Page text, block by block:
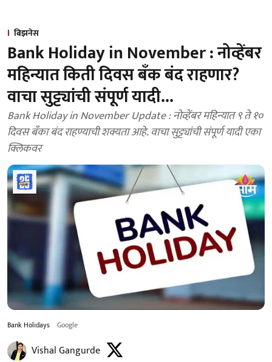
बिझनेस
Bank Holiday in November : नोव्हेंबर
महिन्यात किती दिवस बँक बंद राहणार?
वाचा सुट्ट्यांची संपूर्ण यादी...
Bank Holiday in November Update : नोव्हेंबर महिन्यात ९ ते १०
दिवस बँका बंद राहण्याची शक्यता आहे. वाचा सुट्ट्यांची संपूर्ण यादी एका
क्लिकवर
Bank Holidays Google
Vishal Gangurde